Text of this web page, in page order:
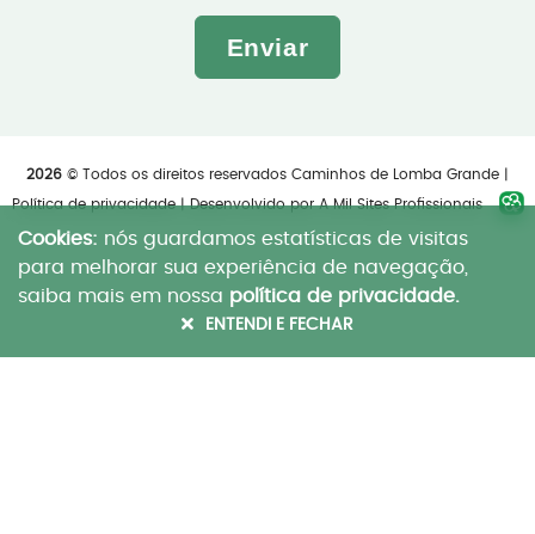
Enviar
2026 © Todos os direitos reservados Caminhos de Lomba Grande |
Política de privacidade| Desenvolvido porA Mil Sites Profissionais
Cookies: nós guardamos estatísticas de visitas
para melhorar sua experiência de navegação,
saiba mais em nossa política de privacidade.
ENTENDI E FECHAR